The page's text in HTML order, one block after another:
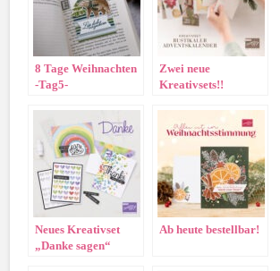
8 Tage Weihnachten
-Tag5-
Zwei neue
Kreativsets!!
Neues Kreativset
„Danke sagen“
Ab heute bestellbar!